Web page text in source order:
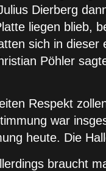
Dierberg
liegen blieb,
sich in
Pöhler
Respekt
war
heute. Die
braucht